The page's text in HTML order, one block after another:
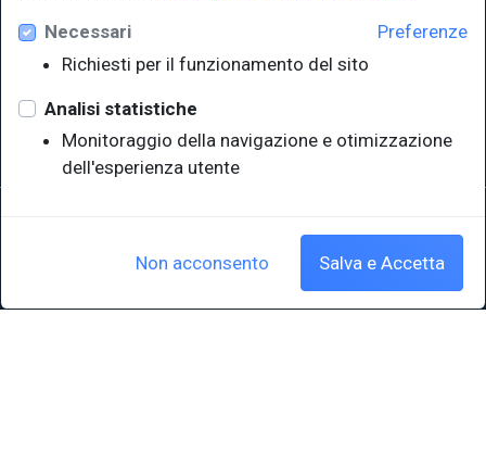
Università degli Studi di Trieste
Sistema Bibliotecario di Ateneo
EUT in cifre
P.IVA 00211830328 - C.F. 80013890324 - P.E.C.: ateneo@pec.units.it
Preferenze
Necessari
Richiesti per il funzionamento del sito
Analisi statistiche
Monitoraggio della navigazione e otimizzazione
dell'esperienza utente
Non acconsento Salva e Accetta